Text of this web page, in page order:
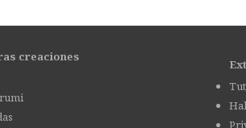
creaciones